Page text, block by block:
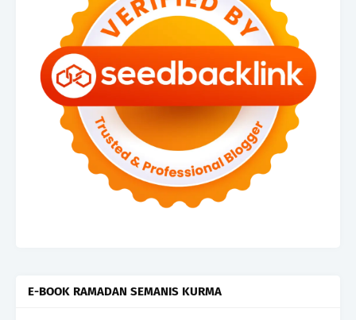
E-BOOK RAMADAN SEMANIS KURMA